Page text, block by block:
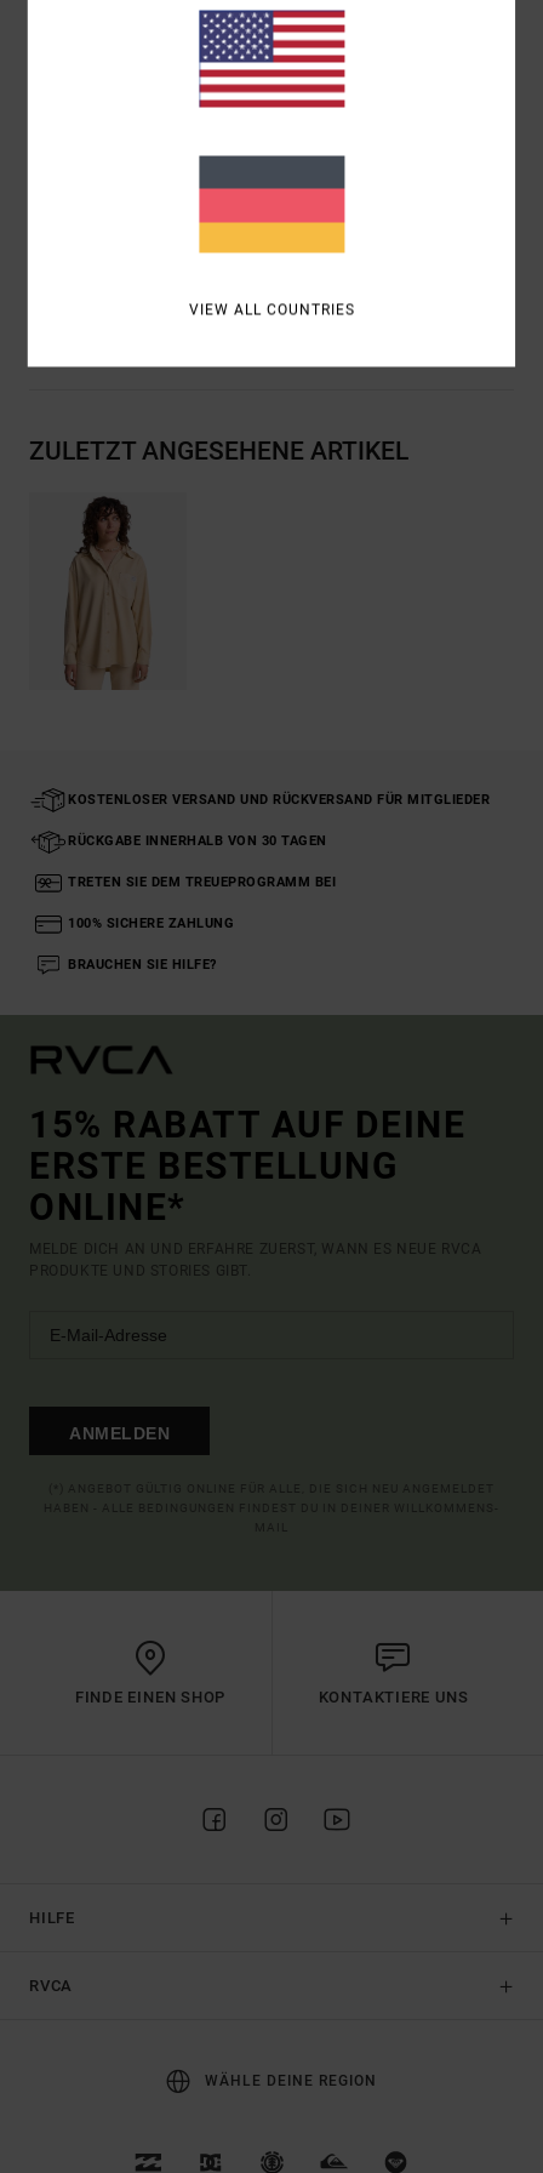
Oversize mit langen Ärmeln
Knopfverschluss
Einzelne Brusttasche
Zusammensetzung[Hauptstoff] 60 % Baumwolle, 40 %
ZULETZT ANGESEHENE ARTIKEL
KOSTENLOSER VERSAND UND RÜCKVERSAND FÜR MITGLIEDER
RÜCKGABE INNERHALB VON 30 TAGEN
TRETEN SIE DEM TREUEPROGRAMM BEI
100% SICHERE ZAHLUNG
BRAUCHEN SIE HILFE?
15% RABATT AUF DEINE
ERSTE BESTELLUNG
ONLINE*
MELDE DICH AN UND ERFAHRE ZUERST, WANN ES NEUE RVCA
PRODUKTE UND STORIES GIBT.
ANMELDEN
FINDE EINEN SHOP KONTAKTIERE UNS
HILFE
RVCA
WÄHLE DEINE REGION
VIEW ALL COUNTRIES